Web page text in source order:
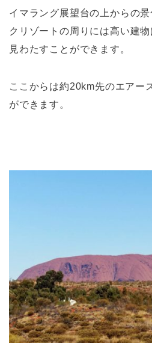
イマラング展望台の上からの
クリゾートの周りには高い建
見わたすことができます。
ここからは約20km先のエアー
ができます。